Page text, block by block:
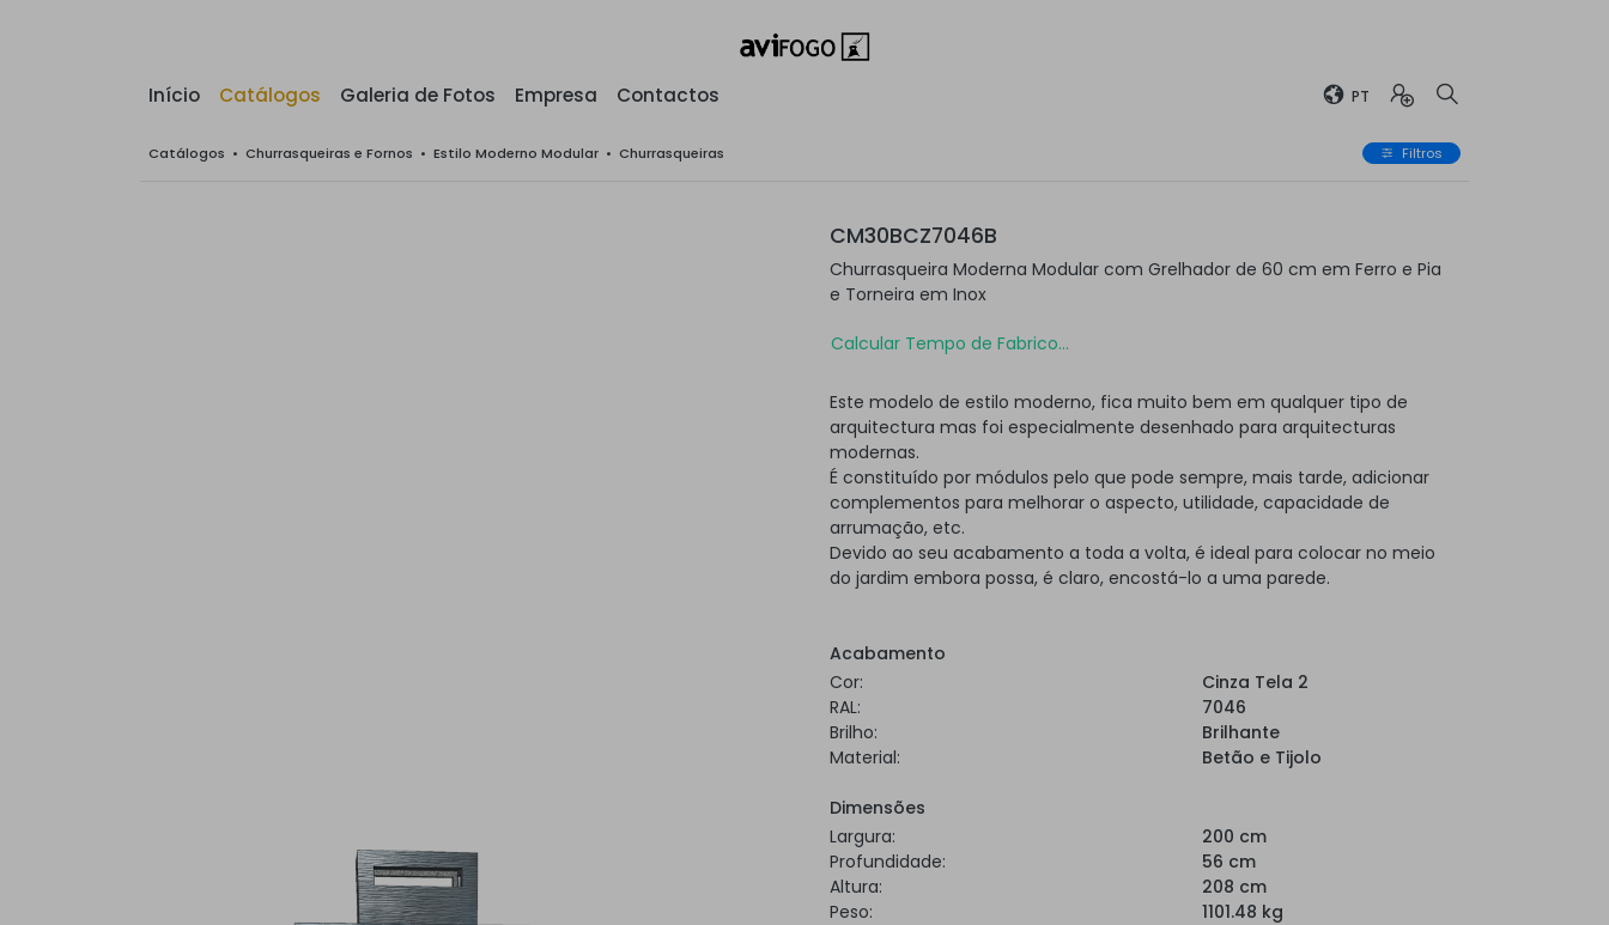
Início Catálogos Galeria de Fotos Empresa Contactos PT
Catálogos • Churrasqueiras e Fornos • Estilo Moderno Modular • Churrasqueiras Filtros
CM30BCZ7046B
Churrasqueira Moderna Modular com Grelhador de 60 cm em Ferro e Pia
e Torneira em Inox
Calcular Tempo de Fabrico...
Este modelo de estilo moderno, fica muito bem em qualquer tipo de
arquitectura mas foi especialmente desenhado para arquitecturas
modernas.
É constituído por módulos pelo que pode sempre, mais tarde, adicionar
complementos para melhorar o aspecto, utilidade, capacidade de
arrumação, etc.
Devido ao seu acabamento a toda a volta, é ideal para colocar no meio
do jardim embora possa, é claro, encostá-lo a uma parede.
Acabamento
Cor:
Cinza Tela 2
RAL:
7046
Brilho:
Brilhante
Material:
Betão e Tijolo
Dimensões
Largura:
200 cm
Profundidade:
56 cm
Altura:
208 cm
Peso:
1101.48 kg